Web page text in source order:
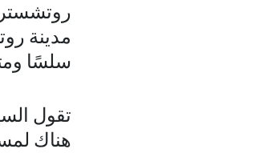
سلسًا
تقول
هناك